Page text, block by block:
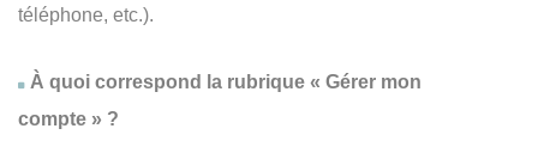
téléphone, etc.).
À quoi correspond la rubrique « Gérer mon
compte » ?